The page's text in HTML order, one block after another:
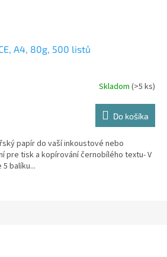
A4, 80g, 500 listů
Skladom (>5 ks)
Do košíka
papír do vaší inkoustové nebo
pre tisk a kopírování černobílého textu- V
balíku...